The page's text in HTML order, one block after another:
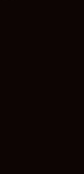
40S3 в г.
40S3 в г.